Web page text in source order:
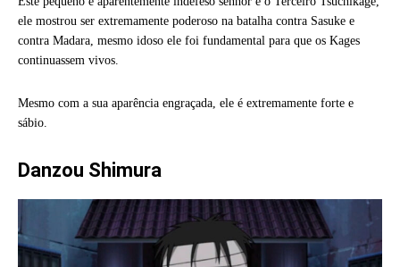
ele mostrou ser extremamente poderoso na batalha contra Sasuke e
contra Madara, mesmo idoso ele foi fundamental para que os Kages
continuassem vivos.
Mesmo com a sua aparência engraçada, ele é extremamente forte e
sábio.
Danzou Shimura